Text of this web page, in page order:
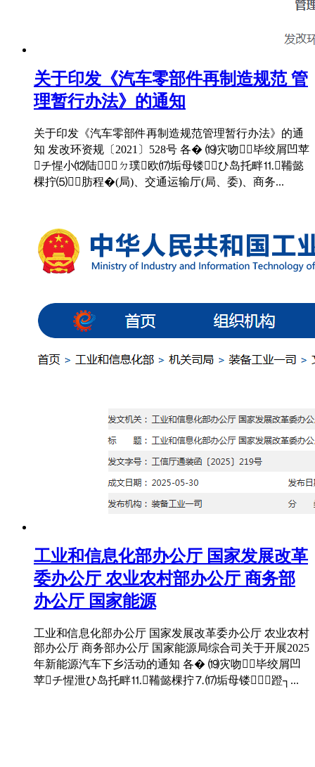
关于印发《汽车零部件再制造规范 管
理暂行办法》的通知
关于印发《汽车零部件再制造规范管理暂行办法》的通
知 发改环资规〔2021〕528号 各� ⒆灾吻⒅毕绞屑凹苹
チ惺小⑿陆ㄉ璞欧⒄垢母镂⒐ひ岛托畔⒒鞴懿
棵拧⑸肪程�(局)、交通运输厅(局、委)、商务...
工业和信息化部办公厅 国家发展改革
委办公厅 农业农村部办公厅 商务部
办公厅 国家能源
工业和信息化部办公厅 国家发展改革委办公厅 农业农村
部办公厅 商务部办公厅 国家能源局综合司关于开展2025
年新能源汽车下乡活动的通知 各� ⒆灾吻⒅毕绞屑凹
苹チ惺泄ひ岛托畔⒒鞴懿棵拧⒎⒄垢母镂⑴┮蹬┐...